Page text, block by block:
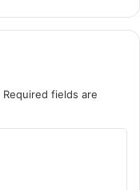
Required fields are